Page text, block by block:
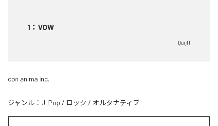
1 ： VOW
Qaijff
con anima inc.
ジャンル： J-Pop / ロック / オルタナティブ